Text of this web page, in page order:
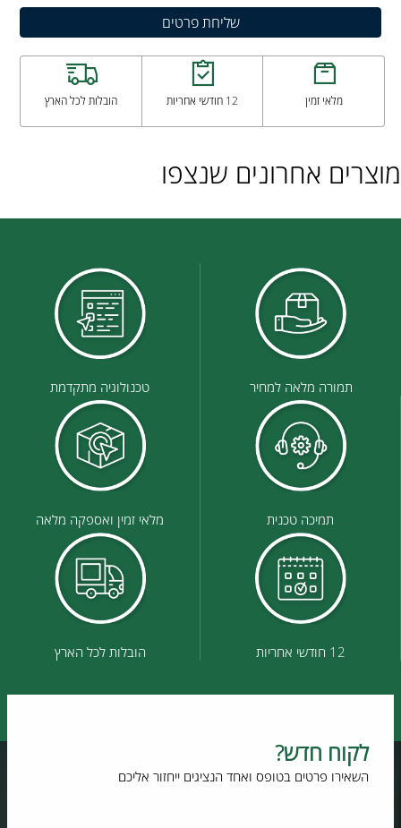
מלאי זמין 12 חודשי אחריות הובלות לכל הארץ
מוצרים אחרונים שנצפו
תמורה מלאה למחיר טכנולוגיה מתקדמת
תמיכה טכנית מלאי זמין ואספקה מלאה
12 חודשי אחריות הובלות לכל הארץ
לקוח חדש?
השאירו פרטים בטופס ואחד הנציגים ייחזור אליכם